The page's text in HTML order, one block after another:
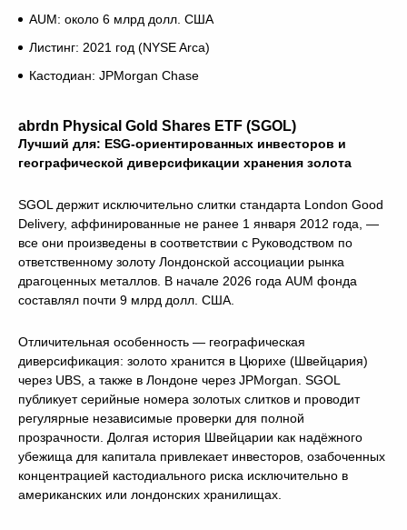
AUM: около 6 млрд долл. США
Листинг: 2021 год (NYSE Arca)
Кастодиан: JPMorgan Chase
abrdn Physical Gold Shares ETF (SGOL)
Лучший для: ESG-ориентированных инвесторов и
географической диверсификации хранения золота
SGOL держит исключительно слитки стандарта London Good
Delivery, аффинированные не ранее 1 января 2012 года, —
все они произведены в соответствии с Руководством по
ответственному золоту Лондонской ассоциации рынка
драгоценных металлов. В начале 2026 года AUM фонда
составлял почти 9 млрд долл. США.
Отличительная особенность — географическая
диверсификация: золото хранится в Цюрихе (Швейцария)
через UBS, а также в Лондоне через JPMorgan. SGOL
публикует серийные номера золотых слитков и проводит
регулярные независимые проверки для полной
прозрачности. Долгая история Швейцарии как надёжного
убежища для капитала привлекает инвесторов, озабоченных
концентрацией кастодиального риска исключительно в
американских или лондонских хранилищах.